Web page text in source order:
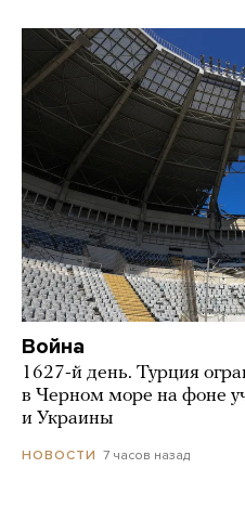
Война
1627-й день. Турция
в Черном море на фоне
и Украины
НОВОСТИ 7 часов назад